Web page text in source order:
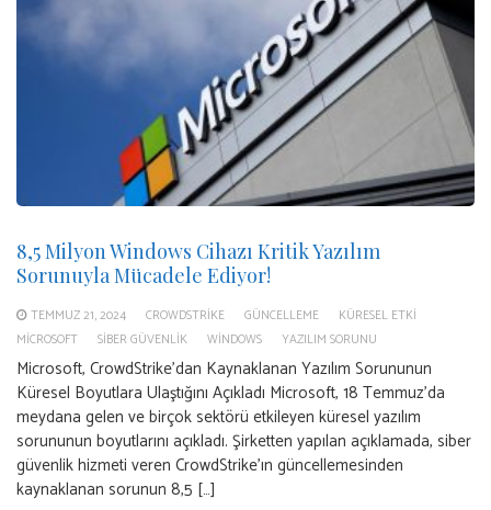
8,5 Milyon Windows Cihazı Kritik Yazılım
Sorunuyla Mücadele Ediyor!
TEMMUZ 21, 2024 CROWDSTRIKE GÜNCELLEME
KÜRESEL ETKI
MICROSOFT
SIBER GÜVENLIK WINDOWS YAZILIM SORUNU
Microsoft, CrowdStrike’dan Kaynaklanan Yazılım Sorununun
Küresel Boyutlara Ulaştığını Açıkladı Microsoft, 18 Temmuz’da
meydana gelen ve birçok sektörü etkileyen küresel yazılım
sorununun boyutlarını açıkladı. Şirketten yapılan açıklamada, siber
güvenlik hizmeti veren CrowdStrike’ın güncellemesinden
kaynaklanan sorunun 8,5 […]